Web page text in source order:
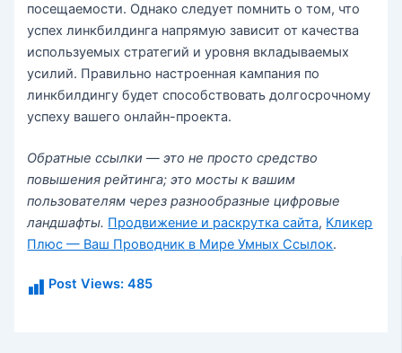
посещаемости. Однако следует помнить о том, что
успех линкбилдинга напрямую зависит от качества
используемых стратегий и уровня вкладываемых
усилий. Правильно настроенная кампания по
линкбилдингу будет способствовать долгосрочному
успеху вашего онлайн-проекта.
Обратные ссылки — это не просто средство
повышения рейтинга; это мосты к вашим
пользователям через разнообразные цифровые
ландшафты. Продвижение и раскрутка сайта, Кликер
Плюс — Ваш Проводник в Мире Умных Ссылок.
Post Views: 485